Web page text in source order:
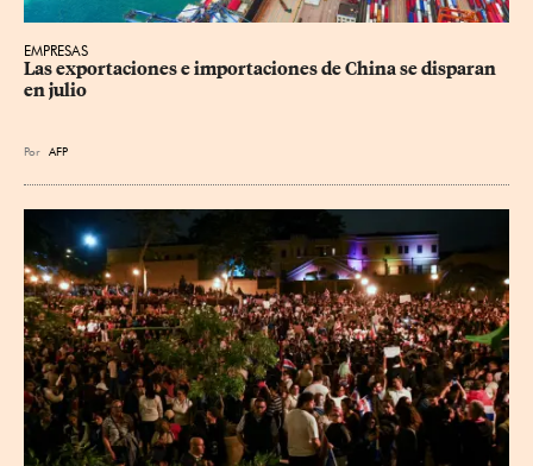
EMPRESAS
Las exportaciones e importaciones de China se disparan
en julio
Por AFP